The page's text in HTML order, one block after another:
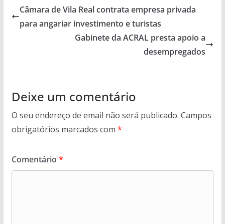
Câmara de Vila Real contrata empresa privada
para angariar investimento e turistas
Gabinete da ACRAL presta apoio a
desempregados
Deixe um comentário
O seu endereço de email não será publicado. Campos
obrigatórios marcados com *
Comentário *